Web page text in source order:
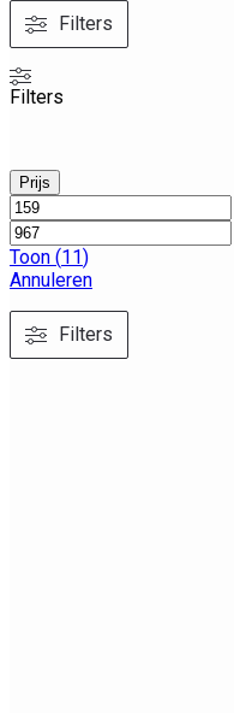
Filters
Filters
Prijs
Toon (11)
Annuleren
Filters